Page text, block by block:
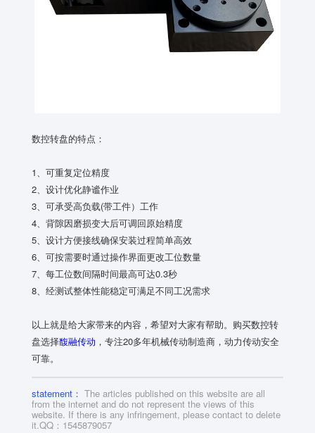
数控转盘的特点：
1、可重复定位精度
2、设计优化静谧作业
3、可承受高负载(带工件）工作
4、背隙因磨损变大后可调回原始精度
5、设计方便接线确保安装过程简单高效
6、可按需要时通过操作界面更改工位数量
7、每工位数间隔时间最高可达0.3秒
8、经测试整体性能稳定可满足不同工况需求
以上就是给大家带来的内容，希望对大家有帮助。购买数控转
盘选择馥融传动 ，专注20多年机械传动制造商，动力传动安全
可靠。
statement： The articles published on this website are all
from the internet and do not represent the views of this
website. If there is any infringement, please contact to delete
it.QQ：1545879057